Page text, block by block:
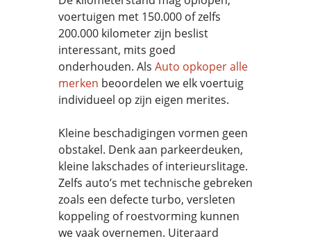
voertuigen met 150.000 of zelfs
200.000 kilometer zijn beslist
interessant, mits goed
onderhouden. Als Auto opkoper alle
merken beoordelen we elk voertuig
individueel op zijn eigen merites.
Kleine beschadigingen vormen geen
obstakel. Denk aan parkeerdeuken,
kleine lakschades of interieurslitage.
Zelfs auto’s met technische gebreken
zoals een defecte turbo, versleten
koppeling of roestvorming kunnen
we vaak overnemen. Uiteraard